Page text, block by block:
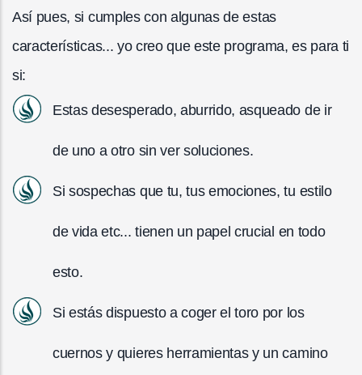
Así pues, si cumples con algunas de estas
características... yo creo que este programa, es para ti
si:
Estas desesperado, aburrido, asqueado de ir
de uno a otro sin ver soluciones.
Si sospechas que tu, tus emociones, tu estilo
de vida etc... tienen un papel crucial en todo
esto.
Si estás dispuesto a coger el toro por los
cuernos y quieres herramientas y un camino